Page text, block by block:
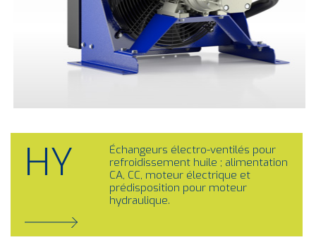
HY
Échangeurs électro-ventilés pour
refroidissement huile ; alimentation
CA, CC, moteur électrique et
prédisposition pour moteur
hydraulique.